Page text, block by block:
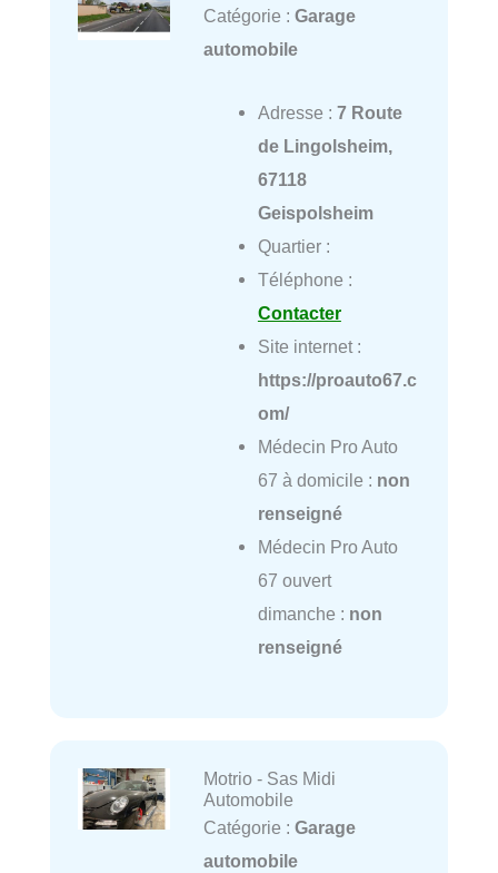
Catégorie : Garage
automobile
Adresse : 7 Route
de Lingolsheim,
67118
Geispolsheim
Quartier :
Téléphone :
Contacter
Site internet :
https://proauto67.c
om/
Médecin Pro Auto
67 à domicile : non
renseigné
Médecin Pro Auto
67 ouvert
dimanche : non
renseigné
Motrio - Sas Midi
Automobile
Catégorie : Garage
automobile